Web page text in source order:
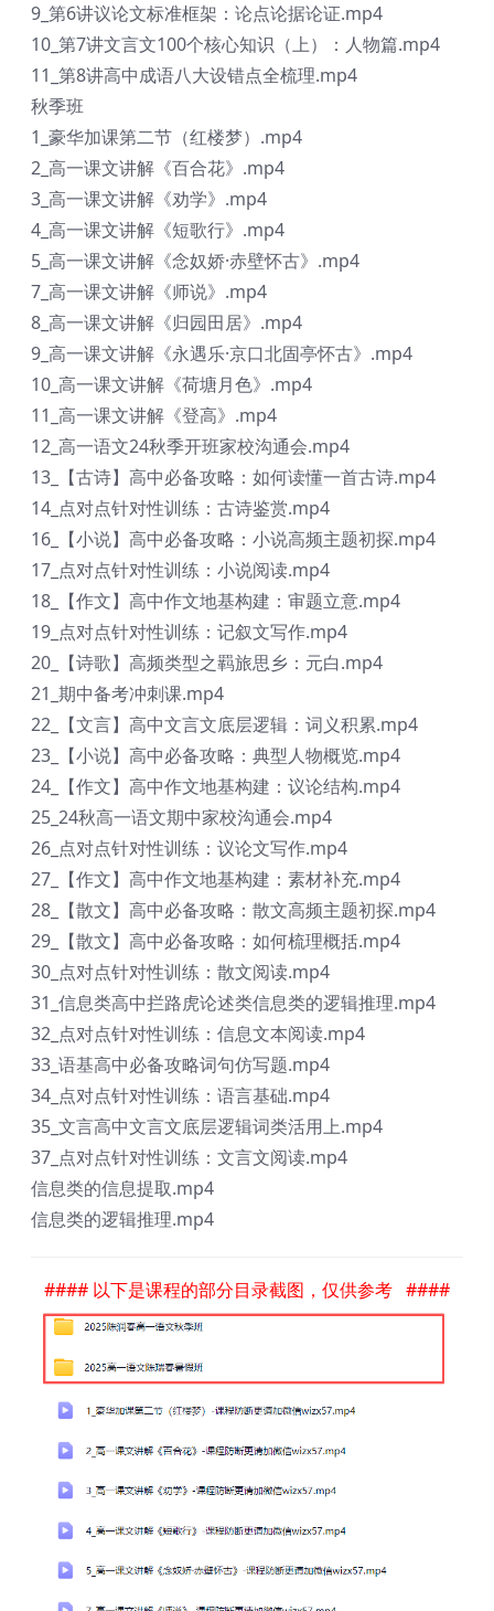
9_第6讲议论文标准框架：论点论据论证.mp4
10_第7讲文言文100个核心知识（上）：人物篇.mp4
11_第8讲高中成语八大设错点全梳理.mp4
秋季班
1_豪华加课第二节（红楼梦）.mp4
2_高一课文讲解《百合花》.mp4
3_高一课文讲解《劝学》.mp4
4_高一课文讲解《短歌行》.mp4
5_高一课文讲解《念奴娇·赤壁怀古》.mp4
7_高一课文讲解《师说》.mp4
8_高一课文讲解《归园田居》.mp4
9_高一课文讲解《永遇乐·京口北固亭怀古》.mp4
10_高一课文讲解《荷塘月色》.mp4
11_高一课文讲解《登高》.mp4
12_高一语文24秋季开班家校沟通会.mp4
13_【古诗】高中必备攻略：如何读懂一首古诗.mp4
14_点对点针对性训练：古诗鉴赏.mp4
16_【小说】高中必备攻略：小说高频主题初探.mp4
17_点对点针对性训练：小说阅读.mp4
18_【作文】高中作文地基构建：审题立意.mp4
19_点对点针对性训练：记叙文写作.mp4
20_【诗歌】高频类型之羁旅思乡：元白.mp4
21_期中备考冲刺课.mp4
22_【文言】高中文言文底层逻辑：词义积累.mp4
23_【小说】高中必备攻略：典型人物概览.mp4
24_【作文】高中作文地基构建：议论结构.mp4
25_24秋高一语文期中家校沟通会.mp4
26_点对点针对性训练：议论文写作.mp4
27_【作文】高中作文地基构建：素材补充.mp4
28_【散文】高中必备攻略：散文高频主题初探.mp4
29_【散文】高中必备攻略：如何梳理概括.mp4
30_点对点针对性训练：散文阅读.mp4
31_信息类高中拦路虎论述类信息类的逻辑推理.mp4
32_点对点针对性训练：信息文本阅读.mp4
33_语基高中必备攻略词句仿写题.mp4
34_点对点针对性训练：语言基础.mp4
35_文言高中文言文底层逻辑词类活用上.mp4
37_点对点针对性训练：文言文阅读.mp4
信息类的信息提取.mp4
信息类的逻辑推理.mp4
#### 以下是课程的部分目录截图，仅供参考 ####